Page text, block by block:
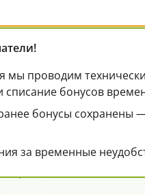
Карта лояльности
мы проводим
списание бонусов
бонусы сохранены
за временные